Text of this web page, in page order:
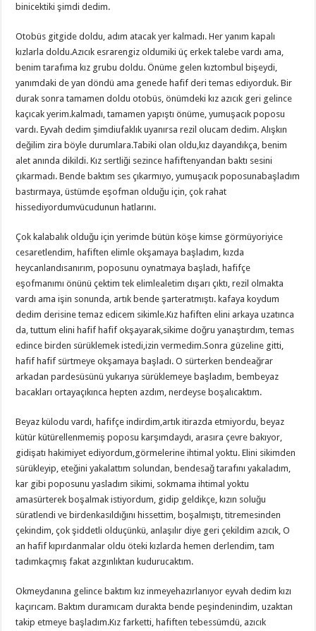
binicektiki şimdi dedim.
Otobüs gitgide doldu, adım atacak yer kalmadı. Her yanım kapalı
kızlarla doldu.Azıcık esrarengiz oldumiki üç erkek talebe vardı ama,
benim tarafıma kız grubu doldu. Önüme gelen kıztombul bişeydi,
yanımdaki de yan döndü ama genede hafif deri temas ediyorduk. Bir
durak sonra tamamen doldu otobüs, önümdeki kız azıcık geri gelince
kaçıcak yerim.kalmadı, tamamen yapıştı önüme, yumuşacık poposu
vardı. Eyvah dedim şimdiufaklık uyanırsa rezil olucam dedim. Alışkın
değilim zira böyle durumlara.Tabiki olan oldu,kız dayandıkça, benim
alet anında dikildi. Kız sertliği sezince hafiftenyandan baktı sesini
çıkarmadı. Bende baktım ses çıkarmıyo, yumuşacık poposunabaşladım
bastırmaya, üstümde eşofman olduğu için, çok rahat
hissediyordumvücudunun hatlarını.
Çok kalabalık olduğu için yerimde bütün köşe kimse görmüyoriyice
cesaretlendim, hafiften elimle okşamaya başladım, kızda
heycanlandısanırım, poposunu oynatmaya başladı, hafifçe
eşofmanımı önünü çektim tek elimlealetim dışarı çıktı, rezil olmakta
vardı ama işin sonunda, artık bende şarteratmıştı. kafaya koydum
dedim derisine temaz edicem sikimle.Kız hafiften elini arkaya uzatınca
da, tuttum elini hafif hafif okşayarak,sikime doğru yanaştırdım, temas
edince birden sürüklemek istedi,izin vermedim.Sonra güzeline gitti,
hafif hafif sürtmeye okşamaya başladı. O sürterken bendeağrar
arkadan pardesüsünü yukarıya sürüklemeye başladım, bembeyaz
bacakları ortayaçıkınca hepten azdım, nerdeyse boşalıcaktım.
Beyaz külodu vardı, hafifçe indirdim,artık itirazda etmiyordu, beyaz
kütür kütürellenmemiş poposu karşımdaydı, arasıra çevre bakıyor,
gidişatı hakimiyet ediyordum,görmelerine ihtimal yoktu. Elini sikimden
sürükleyip, eteğini yakalattım solundan, bendesağ tarafını yakaladım,
kar gibi poposunu yasladım sikimi, sokmama ihtimal yoktu
amasürterek boşalmak istiyordum, gidip geldikçe, kızın soluğu
süratlendi ve birdenkasıldığını hissettim, boşalmıştı, titremesinden
çekindim, çok şiddetli olduçünkü, anlaşılır diye geri çekildim azıcık, O
an hafif kıpırdanmalar oldu öteki kızlarda hemen derlendim, tam
tadımkaçmış fakat azgınlıktan kudurucaktım.
Okmeydanına gelince baktım kız inmeyehazırlanıyor eyvah dedim kızı
kaçırıcam. Baktım duramıcam durakta bende peşindenindim, uzaktan
takip etmeye başladım.Kız farketti, hafiften tebessümdü, azıcık